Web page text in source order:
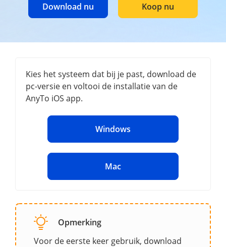
Download nu Koop nu
Kies het systeem dat bij je past, download de
pc-versie en voltooi de installatie van de
AnyTo iOS app.
Windows
Mac
Opmerking
Voor de eerste keer gebruik, download